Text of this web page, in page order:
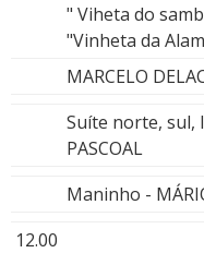
" Viheta do
"Vinheta da
MARCELO
Suíte norte, sul,
PASCOAL
Maninho -
12.00